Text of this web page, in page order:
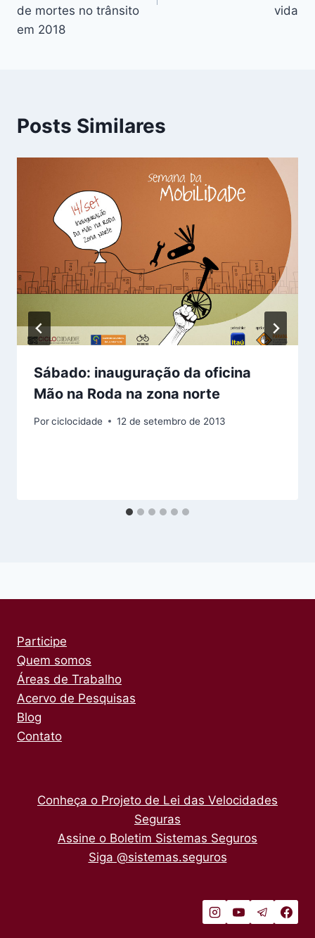
de mortes no trânsito
em 2018
vida
Posts Similares
Sábado: inauguração da oficina
Mão na Roda na zona norte
Porciclocidade 12 de setembro de 2013
Participe
Quem somos
Áreas de Trabalho
Acervo de Pesquisas
Blog
Contato
Conheça o Projeto de Lei das Velocidades
Seguras
Assine o Boletim Sistemas Seguros
Siga @sistemas.seguros